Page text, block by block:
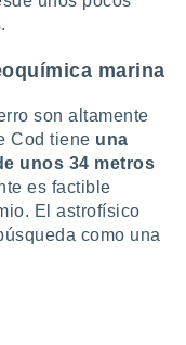
marina
son altamente
Cod tiene una
unos 34 metros
es factible
El astrofísico
como una